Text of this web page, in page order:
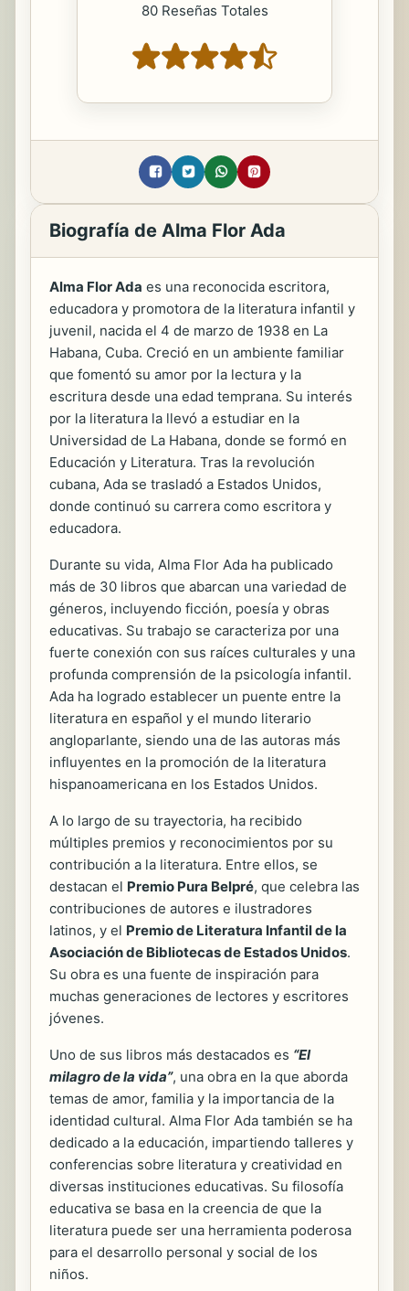
80 Reseñas Totales
Biografía de Alma Flor Ada
Alma Flor Ada es una reconocida escritora,
educadora y promotora de la literatura infantil y
juvenil, nacida el 4 de marzo de 1938 en La
Habana, Cuba. Creció en un ambiente familiar
que fomentó su amor por la lectura y la
escritura desde una edad temprana. Su interés
por la literatura la llevó a estudiar en la
Universidad de La Habana, donde se formó en
Educación y Literatura. Tras la revolución
cubana, Ada se trasladó a Estados Unidos,
donde continuó su carrera como escritora y
educadora.
Durante su vida, Alma Flor Ada ha publicado
más de 30 libros que abarcan una variedad de
géneros, incluyendo ficción, poesía y obras
educativas. Su trabajo se caracteriza por una
fuerte conexión con sus raíces culturales y una
profunda comprensión de la psicología infantil.
Ada ha logrado establecer un puente entre la
literatura en español y el mundo literario
angloparlante, siendo una de las autoras más
influyentes en la promoción de la literatura
hispanoamericana en los Estados Unidos.
A lo largo de su trayectoria, ha recibido
múltiples premios y reconocimientos por su
contribución a la literatura. Entre ellos, se
destacan el Premio Pura Belpré, que celebra las
contribuciones de autores e ilustradores
latinos, y el Premio de Literatura Infantil de la
Asociación de Bibliotecas de Estados Unidos.
Su obra es una fuente de inspiración para
muchas generaciones de lectores y escritores
jóvenes.
Uno de sus libros más destacados es “El
milagro de la vida”, una obra en la que aborda
temas de amor, familia y la importancia de la
identidad cultural. Alma Flor Ada también se ha
dedicado a la educación, impartiendo talleres y
conferencias sobre literatura y creatividad en
diversas instituciones educativas. Su filosofía
educativa se basa en la creencia de que la
literatura puede ser una herramienta poderosa
para el desarrollo personal y social de los
niños.